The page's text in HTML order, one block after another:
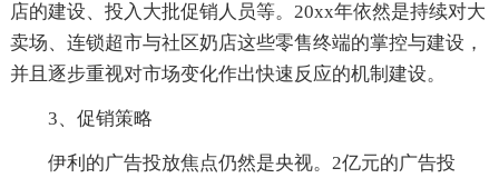
店的建设、投入大批促销人员等。20xx年依然是持续对大
卖场、连锁超市与社区奶店这些零售终端的掌控与建设，
并且逐步重视对市场变化作出快速反应的机制建设。
3、促销策略
伊利的广告投放焦点仍然是央视。2亿元的广告投